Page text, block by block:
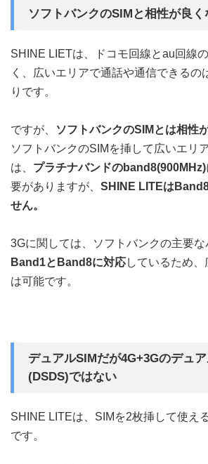
ソフトバンクのSIMと相性が良く
SHINE LIETは、ドコモ回線とau回線
く、広いエリアで通話や通信できるの
りです。
ですが、
ソフトバンクのSIMとは相性
ソフトバンクのSIMを挿して広いエリ
は、 プラチナバンドのband8(900MHz)
要がありますが、 SHINE LITEは
せん。
3Gに関しては、ソフトバンクの主要な
Band1とBand8に対応しているため
は可能です。
デュアルSIMだが4G+3Gのデュ
(DSDS)ではない
SHINE LITEは、SIMを2枚挿して使え
です。